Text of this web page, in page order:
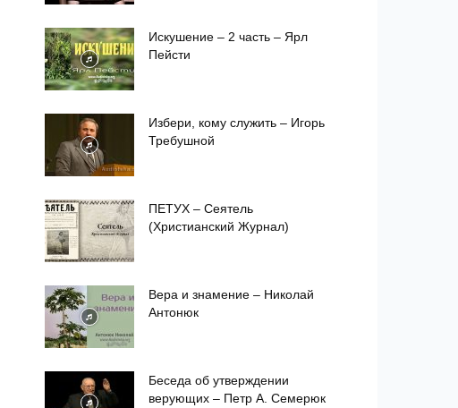
Искушение – 2 часть – Ярл
Пейсти
Избери, кому служить – Игорь
Требушной
ПЕТУХ – Сеятель
(Христианский Журнал)
Вера и знамение – Николай
Антонюк
Беседа об утверждении
верующих – Петр А. Семерюк